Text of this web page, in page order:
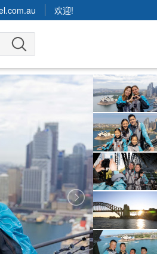
欢迎!